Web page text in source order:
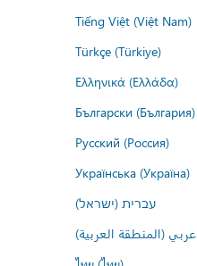
Tiếng Việt (Việt Nam)
Türkçe (Türkiye)
Ελληνικά (Ελλάδα)
Български (България)
Русский (Россия)
Українська (Україна)
עברית (ישראל)
عربي (المنطقة العربية)